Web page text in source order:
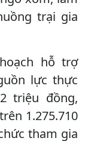
trại gia
hỗ trợ
lực thực
triệu đồng,
1.275.710
tham gia